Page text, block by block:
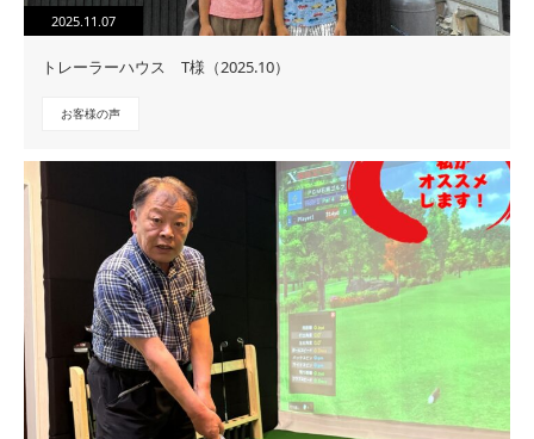
2025.11.07
トレーラーハウス T様（2025.10）
お客様の声